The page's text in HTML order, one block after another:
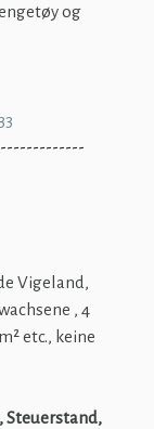
og
Vigeland,
, 4
etc., keine
Steuerstand,